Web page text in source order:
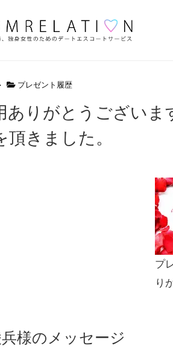
プレゼント履歴
ありがとうござい
頂きました。
プ
り
様のメッセージ